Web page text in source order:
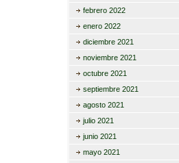
febrero 2022
enero 2022
diciembre 2021
noviembre 2021
octubre 2021
septiembre 2021
agosto 2021
julio 2021
junio 2021
mayo 2021